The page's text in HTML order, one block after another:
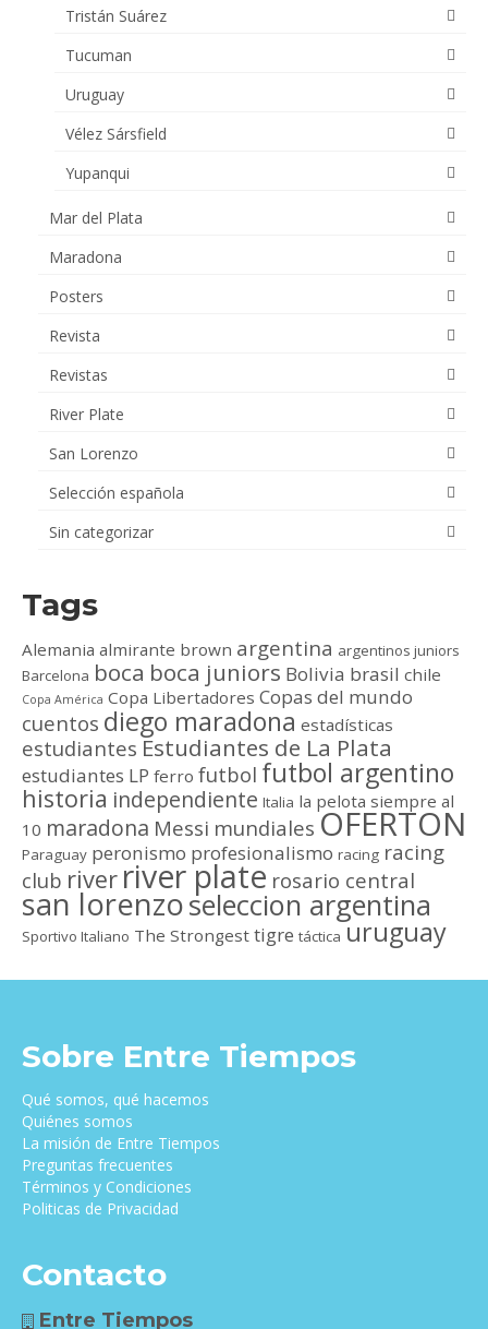
Tristán Suárez
Tucuman
Uruguay
Vélez Sársfield
Yupanqui
Mar del Plata
Maradona
Posters
Revista
Revistas
River Plate
San Lorenzo
Selección española
Sin categorizar
Tags
Alemania almirante brown argentina argentinos juniors
Barcelona boca boca juniors Bolivia brasil chile
Copa América Copa Libertadores Copas del mundo
cuentos diego maradona estadísticas
estudiantes Estudiantes de La Plata
estudiantes LP ferro futbol futbol argentino
historia independiente Italia la pelota siempre al
10 maradona Messi mundiales OFERTON
Paraguay peronismo profesionalismo racing racing
club river river plate rosario central
san lorenzoseleccion argentina
Sportivo Italiano The Strongest tigre táctica uruguay
Sobre Entre Tiempos
Qué somos, qué hacemos
Quiénes somos
La misión de Entre Tiempos
Preguntas frecuentes
Términos y Condiciones
Politicas de Privacidad
Contacto
Entre Tiempos